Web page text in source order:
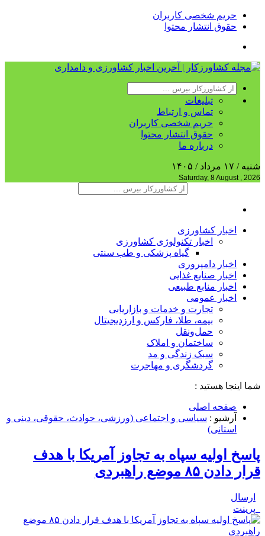
حریم شخصی کاربران
حقوق انتشار محتوا
تبلیغات
تماس و ارتباط
حریم شخصی کاربران
حقوق انتشار محتوا
درباره ما
شنبه / ۱۷ مرداد / ۱۴۰۵
Saturday, 8 August , 2026
اخبار کشاورزی
اخبار تکنولوژی کشاورزی
گیاه پزشکی و طب سنتی
اخبار دامپروری
اخبار صنایع غذایی
اخبار منابع طبیعی
اخبار عمومی
تجارت و خدمات و بازاریابی
بیمه، طلا، فارکس و ارزدیجیتال
حمل‌و‌نقل
ساختمان و املاک
سبک زندگی و مد
گردشگری و مهاجرت
شما اینجا هستید :
صفحه اصلی
آرشیو : سیاسی و اجتماعی (ورزشی، حوادث، حقوقی، دینی و
استانی)
پاسخ اولیه سپاه به تجاوز آمریکا با هدف
قرار دادن ۸۵ موضع راهبردی
ارسال
پرینت